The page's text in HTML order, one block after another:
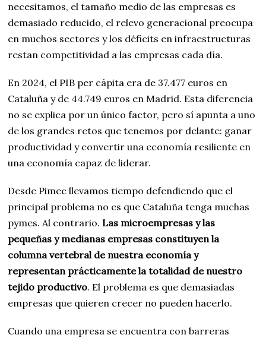
necesitamos, el tamaño medio de las empresas es
demasiado reducido, el relevo generacional preocupa
en muchos sectores y los déficits en infraestructuras
restan competitividad a las empresas cada día.
En 2024, el PIB per cápita era de 37.477 euros en
Cataluña y de 44.749 euros en Madrid. Esta diferencia
no se explica por un único factor, pero sí apunta a uno
de los grandes retos que tenemos por delante: ganar
productividad y convertir una economía resiliente en
una economía capaz de liderar.
Desde Pimec llevamos tiempo defendiendo que el
principal problema no es que Cataluña tenga muchas
pymes. Al contrario.Las microempresas y las
pequeñas y medianas empresas constituyen la
columna vertebral de nuestra economía y
representan prácticamente la totalidad de nuestro
tejido productivo. El problema es que demasiadas
empresas que quieren crecer no pueden hacerlo.
Cuando una empresa se encuentra con barreras